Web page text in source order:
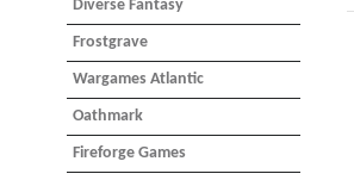
Diverse Fantasy
Frostgrave
Wargames Atlantic
Oathmark
Fireforge Games